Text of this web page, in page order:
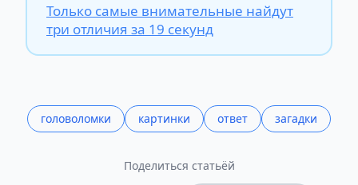
Только самые внимательные найдут
три отличия за 19 секунд
головоломки картинки ответ загадки
Поделиться статьёй